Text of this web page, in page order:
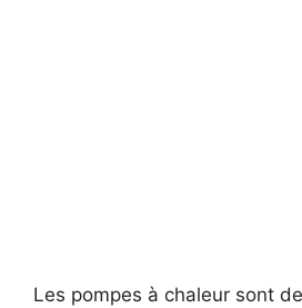
Les pompes à chaleur sont